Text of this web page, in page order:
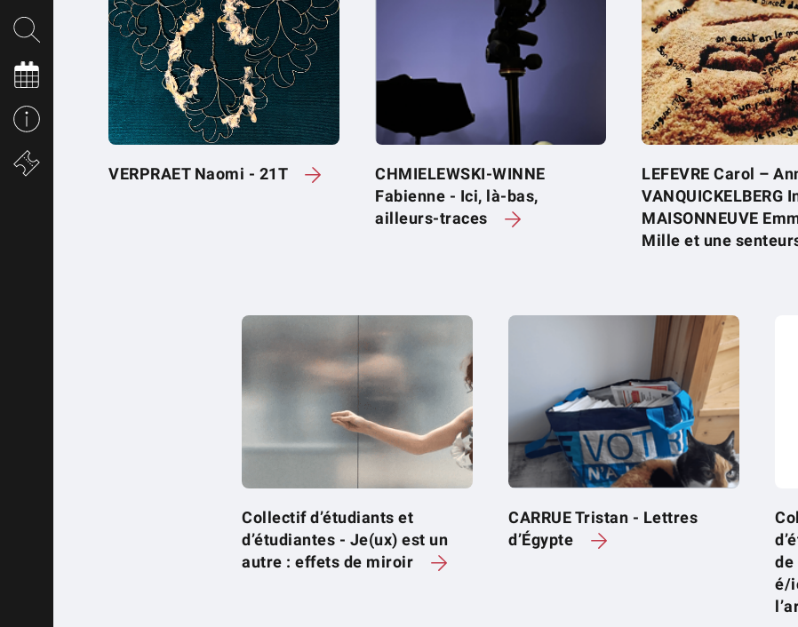
VERPRAET Naomi - 21T
CHMIELEWSKI-WINNE
Fabienne - Ici, là-bas,
ailleurs-traces
LEFEVRE Carol –
VANQUICKELBERG
MAISONNEUVE
Mille et une
Collectif d’étudiants et
d’étudiantes - Je(ux) est un
autre : effets de miroir
CARRUE Tristan - Lettres
d’Égypte
de
é/